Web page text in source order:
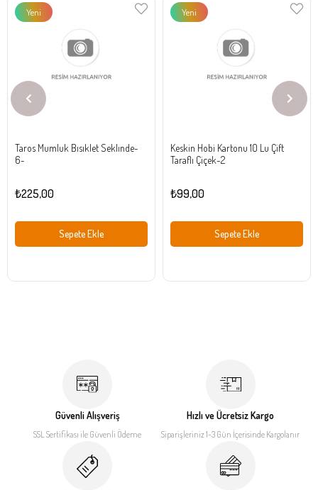
Taros Mumluk Bısıklet Seklınde-
6-
₺225,00
Sepete Ekle
Yeni
Keskin Hobi Kartonu 10 Lu Çift
Taraflı Çiçek-2
₺99,00
Sepete Ekle
Yeni
Güvenli Alışveriş
SSL Sertifikası ile Güvenli Ödeme
Hızlı ve Ücretsiz Kargo
Siparişleriniz 1-3 Gün İçerisinde Kargolanır